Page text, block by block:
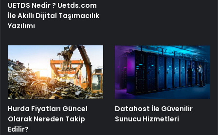
UETDS Nedir ? Uetds.com
İle Akıllı Dijital Taşımacılık
Yazılımı
Hurda Fiyatları Güncel
Olarak Nereden Takip
Edilir?
Datahost İle Güvenilir
Sunucu Hizmetleri